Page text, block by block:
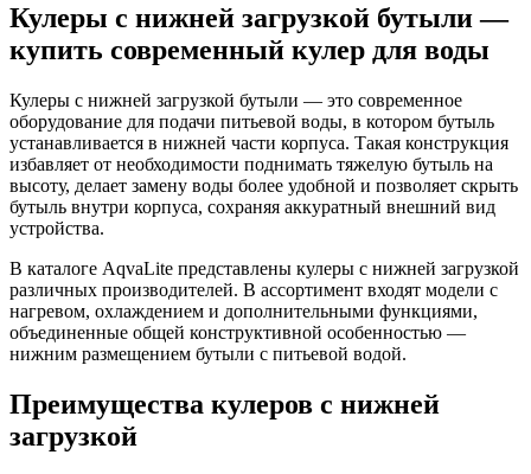
Кулеры с нижней загрузкой бутыли —
купить современный кулер для воды
Кулеры с нижней загрузкой бутыли — это современное
оборудование для подачи питьевой воды, в котором бутыль
устанавливается в нижней части корпуса. Такая конструкция
избавляет от необходимости поднимать тяжелую бутыль на
высоту, делает замену воды более удобной и позволяет скрыть
бутыль внутри корпуса, сохраняя аккуратный внешний вид
устройства.
В каталоге AqvaLite представлены кулеры с нижней загрузкой
различных производителей. В ассортимент входят модели с
нагревом, охлаждением и дополнительными функциями,
объединенные общей конструктивной особенностью —
нижним размещением бутыли с питьевой водой.
Преимущества кулеров с нижней
загрузкой